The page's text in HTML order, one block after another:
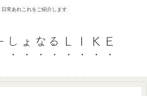
日常あれこれをご紹介します
しょなるＬＩＫＥ